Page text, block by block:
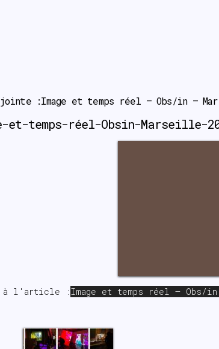
:Image et temps réel – Obs/in –
et-temps-réel-Obsin-Marseille-
à l'article : Image et temps réel – Obs/